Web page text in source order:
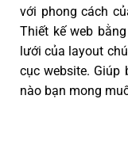
với phong cách
Thiết kế web
lưới của layout
cục website. Giúp
nào bạn mong